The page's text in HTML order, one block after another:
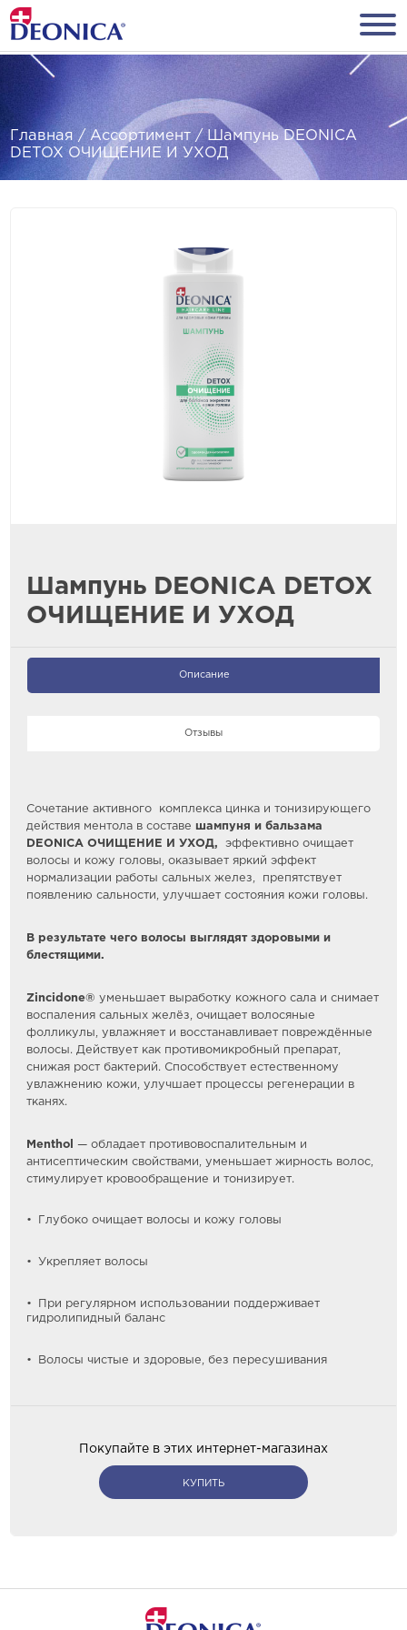
Главная /Ассортимент / Шампунь DEONICA
DETOX ОЧИЩЕНИЕ И УХОД
Шампунь DEONICA DETOX
ОЧИЩЕНИЕ И УХОД
Описание
Отзывы
Сочетание активного комплекса цинка и тонизирующего
действия ментола в составешампуня и бальзама
DEONICA ОЧИЩЕНИЕ И УХОД,
эффективно очищает
волосы и кожу головы, оказывает яркий эффект
нормализации работы сальных желез, препятствует
появлению сальности, улучшает состояния кожи головы.
В результате чего волосывыглядятздоровыми и
блестящими.
Zincidone® уменьшает выработку кожного сала и снимает
воспаления сальных желёз, очищает волосяные
фолликулы, увлажняет и восстанавливает повреждённые
волосы. Действует как противомикробный препарат,
снижая рост бактерий. Способствует естественному
увлажнению кожи, улучшает процессы регенерации в
тканях.
Menthol
— обладает противовоспалительным и
антисептическим свойствами, уменьшает жирность волос,
стимулирует кровообращение и тонизирует.
Глубоко очищает волосы и кожу головы
Укрепляет волосы
При регулярном использовании поддерживает
гидролипидный баланс
Волосы чистые и здоровые, без пересушивания
Покупайте в этих интернет-магазинах
КУПИТЬ